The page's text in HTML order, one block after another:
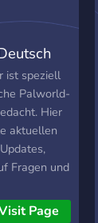
ist speziell
Palworld-
Hier
aktuellen
Fragen und
bietet
Page